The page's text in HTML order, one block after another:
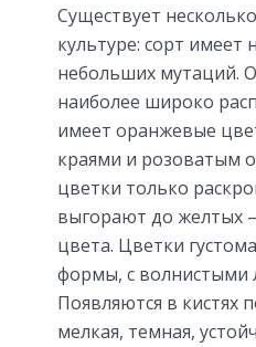
Существует
культуре: сорт имеет
небольших мутаций.
наиболее широко
имеет оранжевые
краями и розоватым
цветки только
выгорают до желтых
цвета. Цветки
формы, с волнистыми
Появляются в кистях
мелкая, темная,